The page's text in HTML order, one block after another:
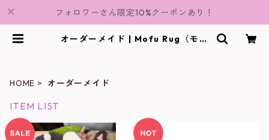
フォロワーさん限定10%クーポンあり！
オーダーメイド | Mofu Rug（モフ
HOME オーダーメイド
ITEM LIST